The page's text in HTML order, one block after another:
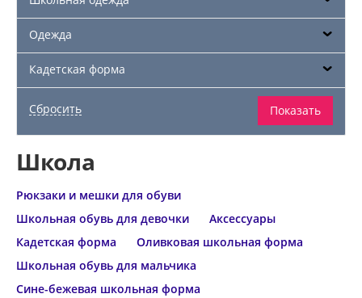
Одежда
Кадетская форма
Школа
Рюкзаки и мешки для обуви
Школьная обувь для девочки
Аксессуары
Кадетская форма
Оливковая школьная форма
Школьная обувь для мальчика
Сине-бежевая школьная форма